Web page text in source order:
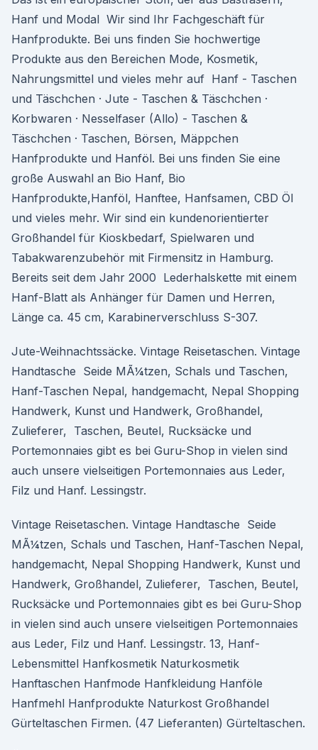
Hanf und Modal Wir sind Ihr Fachgeschäft für
Hanfprodukte. Bei uns finden Sie hochwertige
Produkte aus den Bereichen Mode, Kosmetik,
Nahrungsmittel und vieles mehr auf Hanf - Taschen
und Täschchen · Jute - Taschen & Täschchen ·
Korbwaren · Nesselfaser (Allo) - Taschen &
Täschchen · Taschen, Börsen, Mäppchen
Hanfprodukte und Hanföl. Bei uns finden Sie eine
große Auswahl an Bio Hanf, Bio
Hanfprodukte,Hanföl, Hanftee, Hanfsamen, CBD Öl
und vieles mehr. Wir sind ein kundenorientierter
Großhandel für Kioskbedarf, Spielwaren und
Tabakwarenzubehör mit Firmensitz in Hamburg.
Bereits seit dem Jahr 2000 Lederhalskette mit einem
Hanf-Blatt als Anhänger für Damen und Herren,
Länge ca. 45 cm, Karabinerverschluss S-307.
Jute-Weihnachtssäcke. Vintage Reisetaschen. Vintage
Handtasche Seide MÃ¼tzen, Schals und Taschen,
Hanf-Taschen Nepal, handgemacht, Nepal Shopping
Handwerk, Kunst und Handwerk, Großhandel,
Zulieferer, Taschen, Beutel, Rucksäcke und
Portemonnaies gibt es bei Guru-Shop in vielen sind
auch unsere vielseitigen Portemonnaies aus Leder,
Filz und Hanf. Lessingstr.
Vintage Reisetaschen. Vintage Handtasche Seide
MÃ¼tzen, Schals und Taschen, Hanf-Taschen Nepal,
handgemacht, Nepal Shopping Handwerk, Kunst und
Handwerk, Großhandel, Zulieferer, Taschen, Beutel,
Rucksäcke und Portemonnaies gibt es bei Guru-Shop
in vielen sind auch unsere vielseitigen Portemonnaies
aus Leder, Filz und Hanf. Lessingstr. 13, Hanf-
Lebensmittel Hanfkosmetik Naturkosmetik
Hanftaschen Hanfmode Hanfkleidung Hanföle
Hanfmehl Hanfprodukte Naturkost Großhandel
Gürteltaschen Firmen. (47 Lieferanten) Gürteltaschen.